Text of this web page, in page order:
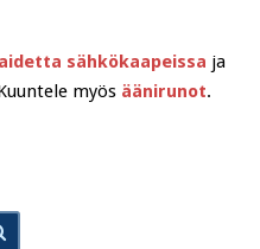
sähkökaapeissa ja
myös äänirunot.